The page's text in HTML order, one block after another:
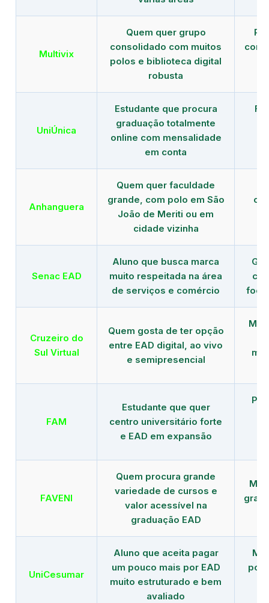
Multivix
Quem quer grupo
consolidado com muitos
polos e biblioteca digital
robusta
com
UniÚnica
Estudante que procura
graduação totalmente
online com mensalidade
em conta
Anhanguera
Quem quer faculdade
grande, com polo em São
João de Meriti ou em
cidade vizinha
Senac EAD
Aluno que busca marca
muito respeitada na área
de serviços e comércio
foco
Cruzeiro do
Sul Virtual
Quem gosta de ter opção
entre EAD digital, ao vivo
e semipresencial
FAM
Estudante que quer
centro universitário forte
e EAD em expansão
FAVENI
Quem procura grande
variedade de cursos e
valor acessível na
graduação EAD
UniCesumar
Aluno que aceita pagar
um pouco mais por EAD
muito estruturado e bem
avaliado